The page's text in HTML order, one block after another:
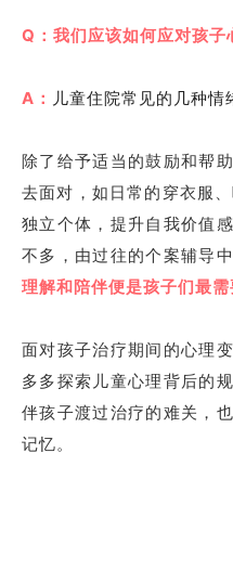
Q：我们应该如何应对孩子
A： 儿童住院常见的几种情
除了给予适当的鼓励和帮
去面对，如日常的穿衣服
独立个体，提升自我价值
不多，由过往的个案辅导中
理解和陪伴便是孩子们最需
面对孩子治疗期间的心理
多多探索儿童心理背后的
伴孩子渡过治疗的难关，
记忆。